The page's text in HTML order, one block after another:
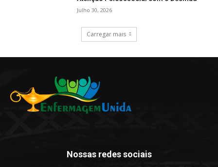
Julho 30, 2026
Carregar mais
Nossas redes sociais